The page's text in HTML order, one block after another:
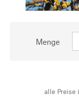
Menge
alle Preise